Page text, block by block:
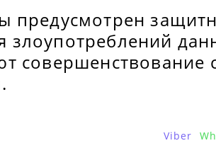
предусмотрен
совершенствование
Viber